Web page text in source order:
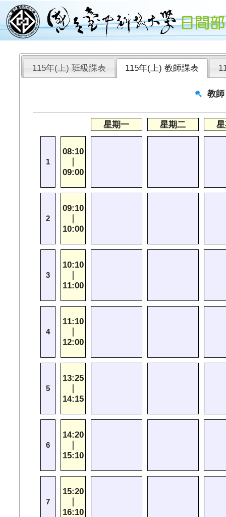
115年(上) 班級課表 115年(上) 教師課表
教師
星期一 星期二
1
08:10
09:00
2
09:10
10:00
3
10:10
11:00
4
11:10
12:00
5
13:25
14:15
6
14:20
15:10
7
15:20
16:10